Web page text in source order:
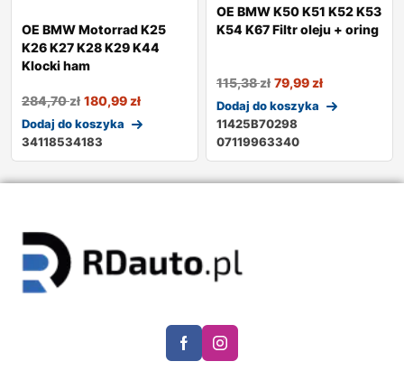
OE BMW Motorrad K25
K26 K27 K28 K29 K44
Klocki ham
284,70zł 180,99zł
Dodaj do koszyka
34118534183
OE BMW K50 K51 K52 K53
K54 K67 Filtr oleju + oring
115,38zł 79,99zł
Dodaj do koszyka
11425B70298
07119963340